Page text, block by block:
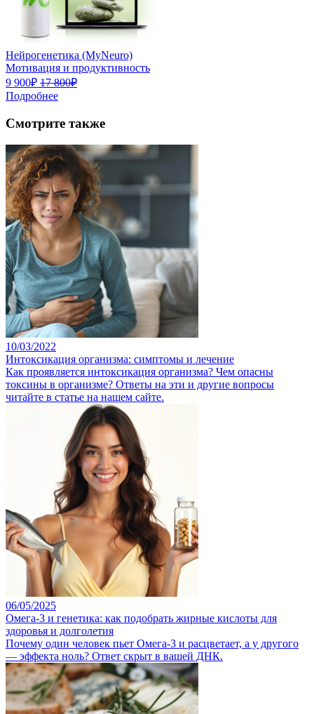
Нейрогенетика (MyNeuro)
Мотивация и продуктивность
9 900₽ 17 800₽
Подробнее
Смотрите также
10/03/2022
Интоксикация организма: симптомы и лечение
Как проявляется интоксикация организма? Чем опасны
токсины в организме? Ответы на эти и другие вопросы
читайте в статье на нашем сайте.
06/05/2025
Омега-3 и генетика: как подобрать жирные кислоты для
здоровья и долголетия
Почему один человек пьет Омега-3 и расцветает, а у другого
— эффекта ноль? Ответ скрыт в вашей ДНК.